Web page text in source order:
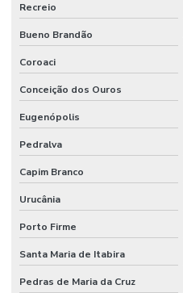
Recreio
Bueno Brandão
Coroaci
Conceição dos Ouros
Eugenópolis
Pedralva
Capim Branco
Urucânia
Porto Firme
Santa Maria de Itabira
Pedras de Maria da Cruz